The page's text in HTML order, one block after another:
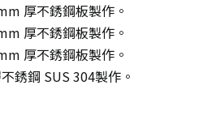
厚不銹鋼板製作。
厚不銹鋼板製作。
厚不銹鋼板製作。
銹鋼 SUS 304製作。